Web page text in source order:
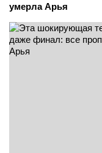
умерла Арья